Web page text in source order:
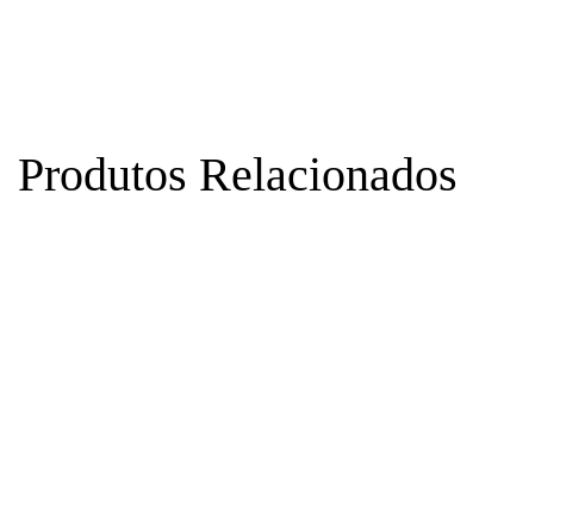
Produtos Relacionados